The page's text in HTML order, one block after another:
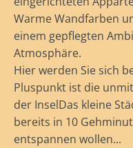
Warme Wandfarben
einem gepflegten
Atmosphäre.
Hier werden Sie sich
Pluspunkt ist die
der InselDas kleine
bereits in 10
entspannen wollen...